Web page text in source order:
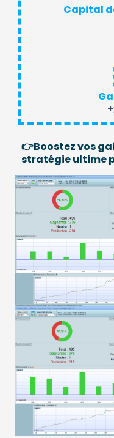
👉Boostez vos
stratégie ultime
Capital